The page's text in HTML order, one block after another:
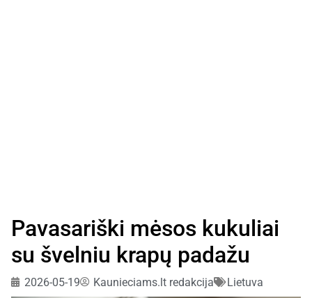
Pavasariški mėsos kukuliai
su švelniu krapų padažu
2026-05-19 Kaunieciams.lt redakcija Lietuva